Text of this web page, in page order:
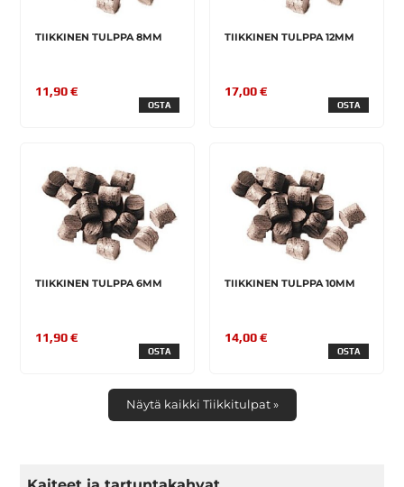
TIIKKINEN TULPPA 8MM
11,90 €
OSTA
TIIKKINEN TULPPA 12MM
17,00 €
OSTA
TIIKKINEN TULPPA 6MM
11,90 €
OSTA
TIIKKINEN TULPPA 10MM
14,00 €
OSTA
Näytä kaikki Tiikkitulpat »